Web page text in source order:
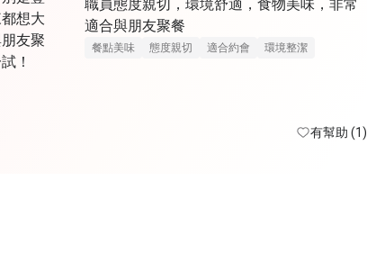
想大
友聚
！
職員態度親切，環境舒適，食物美味，非常
適合與朋友聚餐
餐點美味 態度親切 適合約會 環境整潔
有幫助 (1)